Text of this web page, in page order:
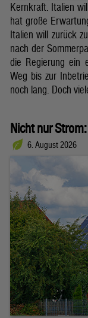
Kernkraft. Italien
hat große
Italien will zurück
nach der
die Regierung ein
Weg bis zur
noch lang. Doch
Nicht nur
6. August 2026